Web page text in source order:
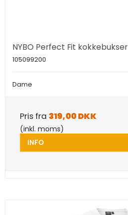
NYBO Perfect Fit kokkebukser
105099200
Dame
Pris fra 319,00 DKK
(inkl. moms)
INFO